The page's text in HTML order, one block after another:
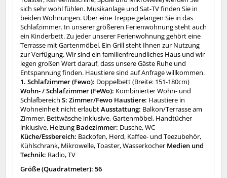
sich sehr wohl fühlen. Musikanlage und Sat-TV finden Sie in
beiden Wohnungen. Über eine Treppe gelangen Sie in das
Schlafzimmer. In unserer größeren Ferienwohnung steht auch
ein Kinderbett. Zu jeder unserer Ferienwohnung gehört eine
Terrasse mit Gartenmöbel. Ein Grill steht Ihnen zur Nutzung
zur Verfügung. Wir sind ein familienfreundliches Haus und wir
legen großen Wert darauf, dass unsere Gäste Ruhe und
Entspannung finden. Haustiere sind auf Anfrage willkommen.
1. Schlafzimmer (Fewo): Doppelbett (Breite: 151-180cm)
Wohn- / Schlafzimmer (FeWo): Kombinierter Wohn- und
Schlafbereich S: Zimmer/Fewo Haustiere: Haustiere in
Wohneinheit nicht erlaubtAusstattung: Balkon/Terrasse am
Zimmer, Bettwäsche inklusive, Gartenmöbel, Handtücher
inklusive, Heizung Badezimmer: Dusche, WC
Küche/Essbereich: Backofen, Herd, Kaffee- und Teezubehör,
Kühlschrank, Mikrowelle, Toaster, Wasserkocher Medien und
Technik: Radio, TV
Größe (Quadratmeter): 56